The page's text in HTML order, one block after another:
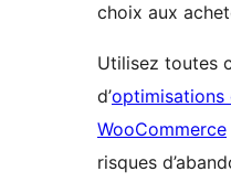
choix aux
Utilisez toutes
d’optimisations
WooCommerce
risques